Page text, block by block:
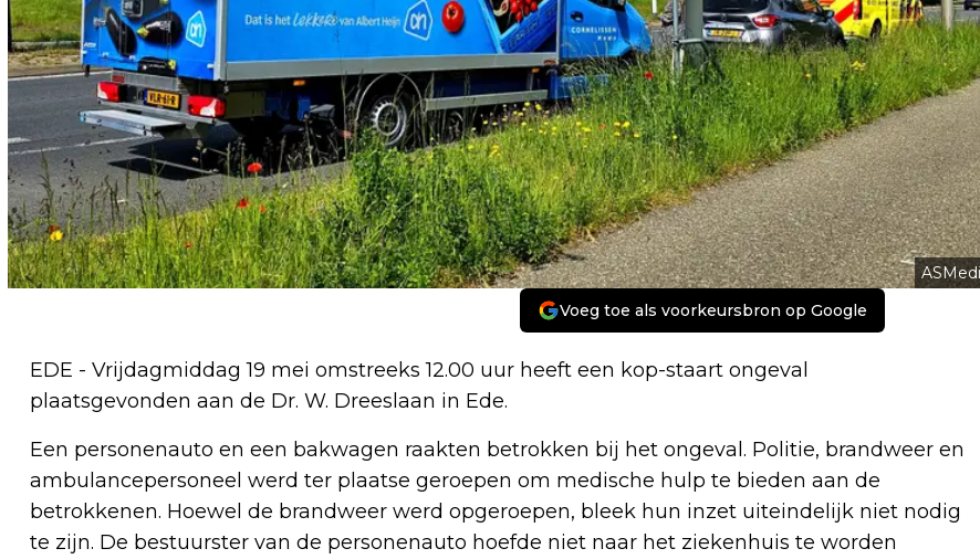
Voeg toe als voorkeursbron op Google
EDE - Vrijdagmiddag 19 mei omstreeks 12.00 uur heeft een kop-staart ongeval
plaatsgevonden aan de Dr. W. Dreeslaan in Ede.
Een personenauto en een bakwagen raakten betrokken bij het ongeval. Politie, brandweer en
ambulancepersoneel werd ter plaatse geroepen om medische hulp te bieden aan de
betrokkenen. Hoewel de brandweer werd opgeroepen, bleek hun inzet uiteindelijk niet nodig
te zijn. De bestuurster van de personenauto hoefde niet naar het ziekenhuis te worden